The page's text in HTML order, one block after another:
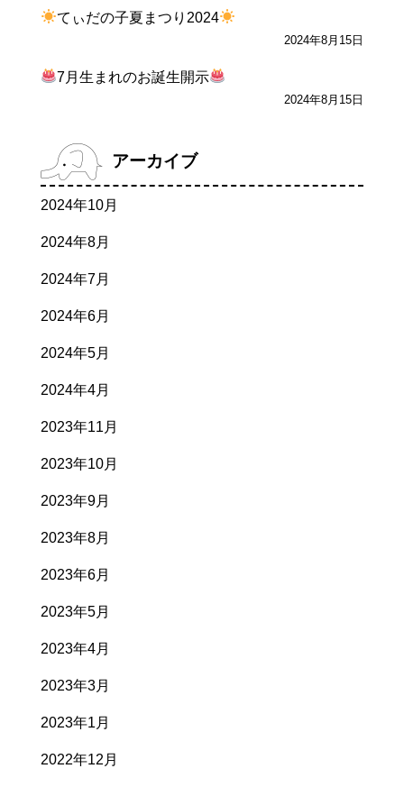
てぃだの子夏まつり2024
2024年8月15日
7月生まれのお誕生開示
2024年8月15日
アーカイブ
2024年10月
2024年8月
2024年7月
2024年6月
2024年5月
2024年4月
2023年11月
2023年10月
2023年9月
2023年8月
2023年6月
2023年5月
2023年4月
2023年3月
2023年1月
2022年12月